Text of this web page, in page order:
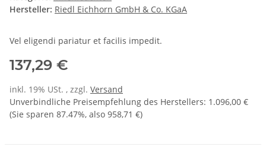
Hersteller: Riedl Eichhorn GmbH & Co. KGaA
Vel eligendi pariatur et facilis impedit.
137,29 €
inkl. 19% USt. , zzgl. Versand
Unverbindliche Preisempfehlung des Herstellers: 1.096,00 €
(Sie sparen 87.47%, also 958,71 €)